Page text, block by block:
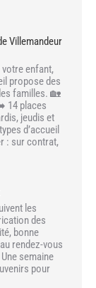
Villemandeur
votre enfant,
propose des
familles. 🏡
14 places
jeudis et
d’accueil
: sur contrat,
les
des
bonne
rendez-vous
semaine
pour